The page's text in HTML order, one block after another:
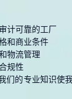
计可靠的工厂
和商业条件
物流管理
规性
们的专业知识使